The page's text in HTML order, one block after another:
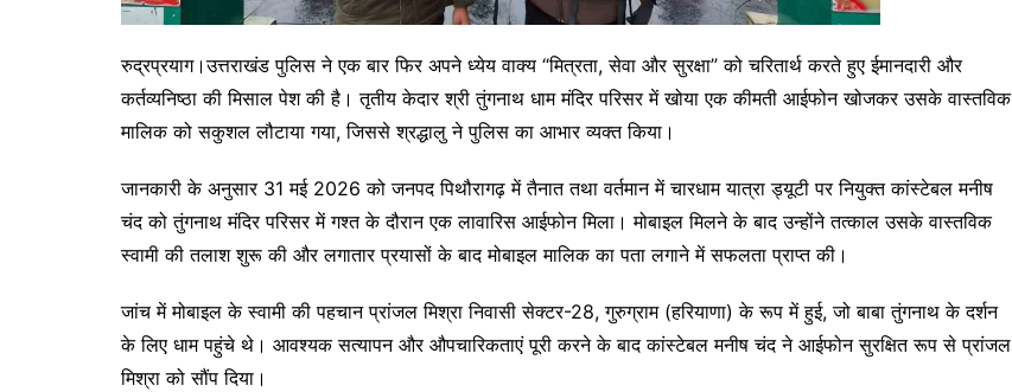
रुद्रप्रयाग।उत्तराखंड पुलिस ने एक बार फिर अपने ध्येय वाक्य “मित्रता, सेवा और सुरक्षा” को चरितार्थ करते हुए ईमानदारी और
कर्तव्यनिष्ठा की मिसाल पेश की है। तृतीय केदार श्री तुंगनाथ धाम मंदिर परिसर में खोया एक कीमती आईफोन खोजकर उसके वास्तविक
मालिक को सकुशल लौटाया गया, जिससे श्रद्धालु ने पुलिस का आभार व्यक्त किया।
जानकारी के अनुसार 31 मई 2026 को जनपद पिथौरागढ़ में तैनात तथा वर्तमान में चारधाम यात्रा ड्यूटी पर नियुक्त कांस्टेबल मनीष
चंद को तुंगनाथ मंदिर परिसर में गश्त के दौरान एक लावारिस आईफोन मिला। मोबाइल मिलने के बाद उन्होंने तत्काल उसके वास्तविक
स्वामी की तलाश शुरू की और लगातार प्रयासों के बाद मोबाइल मालिक का पता लगाने में सफलता प्राप्त की।
जांच में मोबाइल के स्वामी की पहचान प्रांजल मिश्रा निवासी सेक्टर-28, गुरुग्राम (हरियाणा) के रूप में हुई, जो बाबा तुंगनाथ के दर्शन
के लिए धाम पहुंचे थे। आवश्यक सत्यापन और औपचारिकताएं पूरी करने के बाद कांस्टेबल मनीष चंद ने आईफोन सुरक्षित रूप से प्रांजल
मिश्रा को सौंप दिया।